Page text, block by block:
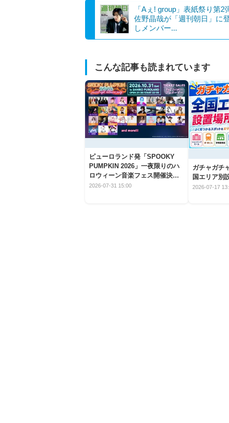
「Aぇ! group」表紙祭り第2
佐野晶哉が「週刊朝日」に
しメンバー...
こんな記事も読まれています
ピューロランド発「SPOOKY
PUMPKIN 2026」一夜限りのハ
ロウィーン音楽フェス開催決
定！
2026-07-31 15:00
ガチャガチ
国エリア別
2026-07-17